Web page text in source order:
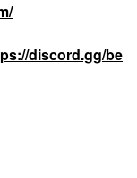
discord.gg/be